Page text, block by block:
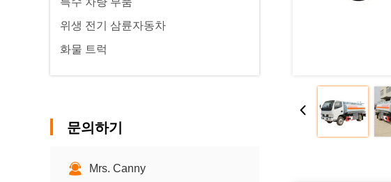
위생 전기 삼륜자동차
화물 트럭
문의하기
Mrs. Canny